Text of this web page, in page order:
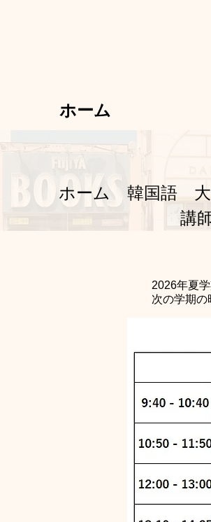
ホーム
​ホーム
韓国語
講
2026年夏学
次の学期の